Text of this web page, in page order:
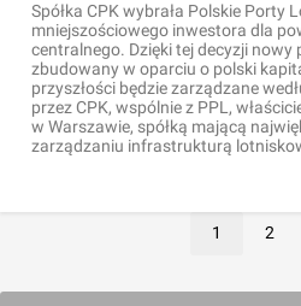
Spółka CPK wybrała Polskie Porty
mniejszościowego inwestora dla
centralnego. Dzięki tej decyzji
zbudowany w oparciu o polski
przyszłości będzie zarządzane
przez CPK, wspólnie z PPL,
w Warszawie, spółką mającą
zarządzaniu infrastrukturą
1 2